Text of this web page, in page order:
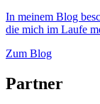
In meinem Blog
die mich im Laufe
Zum Blog
Partner